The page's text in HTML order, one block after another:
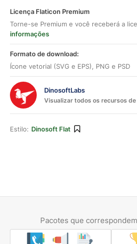
Licença Flaticon Premium
Torne-se Premium e você receberá a
informações
Formato de download:
Ícone vetorial (SVG e EPS), PNG e PSD
DinosoftLabs
Visualizar todos os recursos
Estilo: Dinosoft Flat
Pacotes que